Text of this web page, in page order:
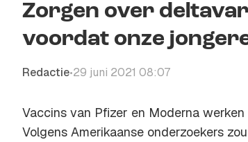
Zorgen over
voordat onze
Redactie•29 juni 2021 08:07
Vaccins van Pfizer en Moderna
Volgens Amerikaanse onderzoekers